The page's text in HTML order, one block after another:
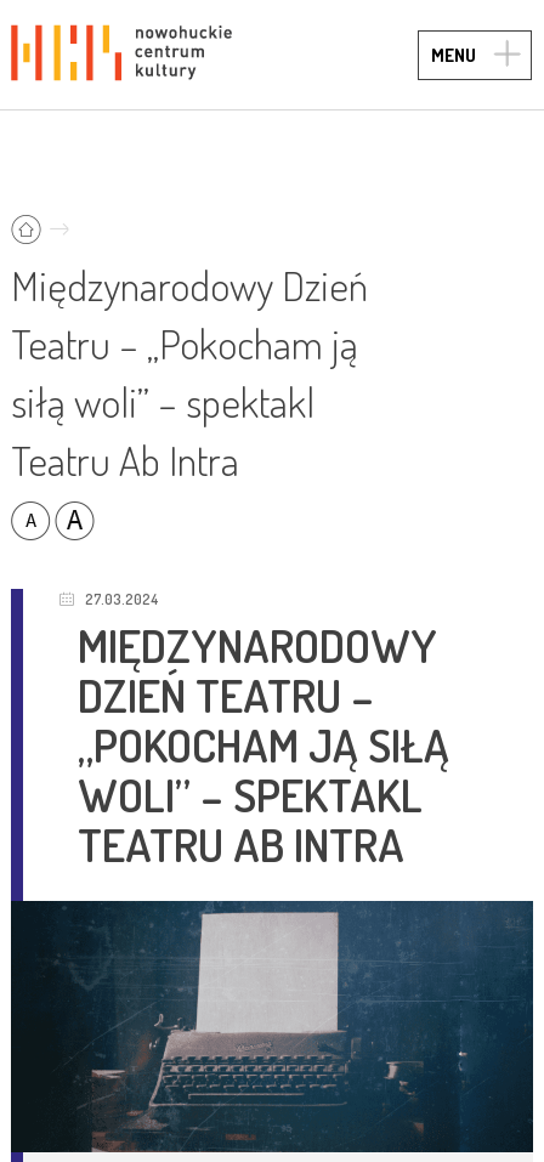
MENU
Międzynarodowy Dzień
Teatru – „Pokocham ją
siłą woli” – spektakl
Teatru Ab Intra
27.03.2024
MIĘDZYNARODOWY
DZIEŃ TEATRU –
„POKOCHAM JĄ SIŁĄ
WOLI” – SPEKTAKL
TEATRU AB INTRA